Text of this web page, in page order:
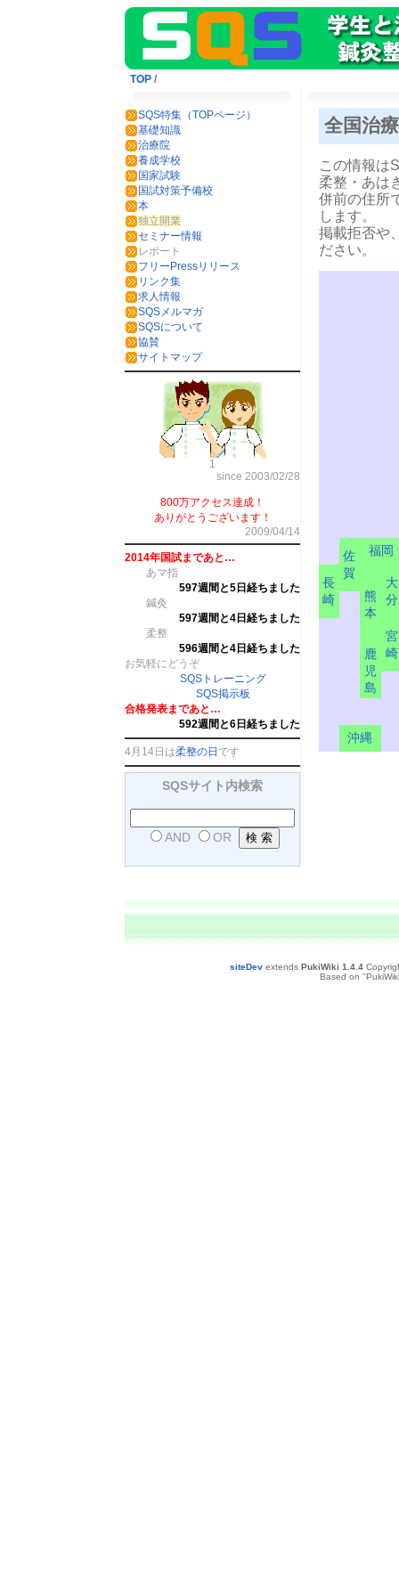
TOP /
SQS特集（TOPページ）
基礎知識
治療院
養成学校
国家試験
国試対策予備校
本
独立開業
セミナー情報
レポート
フリーPressリリース
リンク集
求人情報
SQSメルマガ
SQSについて
協賛
サイトマップ
1
since 2003/02/28
800万アクセス達成！
ありがとうございます！
2009/04/14
2014年国試まであと…
あマ指
597週間と5日経ちました
鍼灸
597週間と4日経ちました
柔整
596週間と4日経ちました
お気軽にどうぞ
SQSトレーニング
SQS掲示板
合格発表まであと…
592週間と6日経ちました
4月14日は柔整の日 です
SQSサイト内検索
AND OR
全国治
この情報は
柔整・あは
併前の住所
します。
掲載拒否や
ださい。
佐
賀
福岡
長
崎
熊
本
大
分
宮
崎
鹿
児
島
沖縄
siteDev extends PukiWiki 1.4.4
Based on